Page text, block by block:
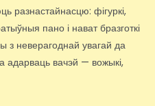
разнастайнасцю: фігуркі,
пано і нават бразготкі
з неверагоднай увагай да
адарваць вачэй — вожыкі,